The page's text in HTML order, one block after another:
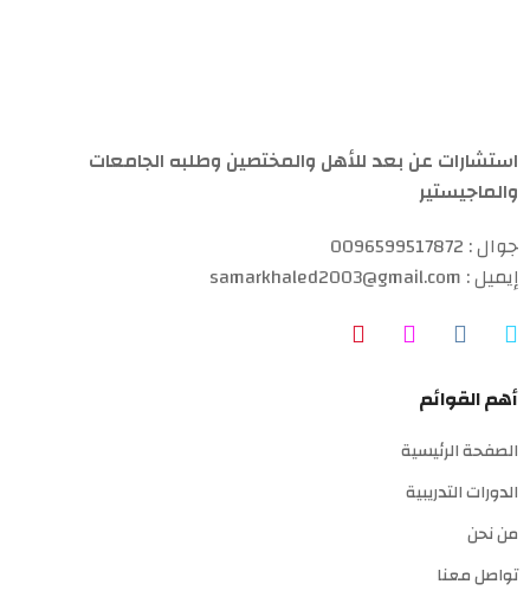
استشارات عن بعد للأهل والمختصين وطلبه الجامعات
والماجيستير
جوال : 0096599517872
إيميل : samarkhaled2003@gmail.com
أهم القوائم
الصفحة الرئيسية
الدورات التدريبية
من نحن
تواصل معنا